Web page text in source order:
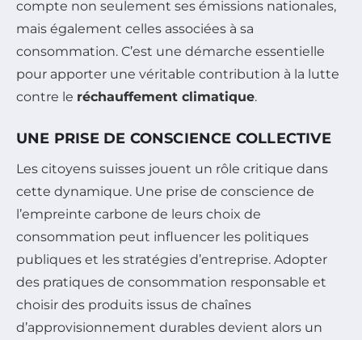
compte non seulement ses émissions nationales,
mais également celles associées à sa
consommation. C’est une démarche essentielle
pour apporter une véritable contribution à la lutte
contre le réchauffement climatique.
UNE PRISE DE CONSCIENCE COLLECTIVE
Les citoyens suisses jouent un rôle critique dans
cette dynamique. Une prise de conscience de
l’empreinte carbone de leurs choix de
consommation peut influencer les politiques
publiques et les stratégies d’entreprise. Adopter
des pratiques de consommation responsable et
choisir des produits issus de chaînes
d’approvisionnement durables devient alors un